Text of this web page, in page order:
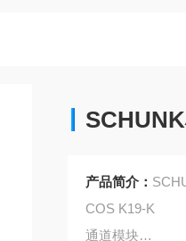
产品简介：
COS K19-K
通道模块